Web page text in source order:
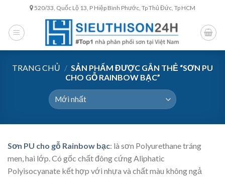
content
520/33, Quốc Lộ 13, P Hiệp Bình Phước, Tp Thủ Đức, Tp HCM
TRANG CHỦ / SẢN PHẨM ĐƯỢC GẮN THẺ “SƠN PU
CHO GỖ RAINBOW BẠC”
Sơn PU cho gỗ Rainbow bạc: là sơn Polyurethane tráng
men, hai lớp. Có gốc chất đông cứng Aliphatic
Polyisocyanate kết hợp với nhựa và chất màu không ngả